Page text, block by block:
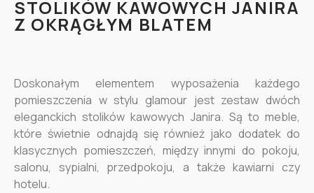
STOLIKÓW KAWOWYCH JANIRA
Z OKRĄGŁYM BLATEM
Doskonałym elementem wyposażenia każdego
pomieszczenia w stylu glamour jest zestaw dwóch
eleganckich stolików kawowych Janira. Są to meble,
które świetnie odnajdą się również jako dodatek do
klasycznych pomieszczeń, między innymi do pokoju,
salonu, sypialni, przedpokoju, a także kawiarni czy
hotelu.